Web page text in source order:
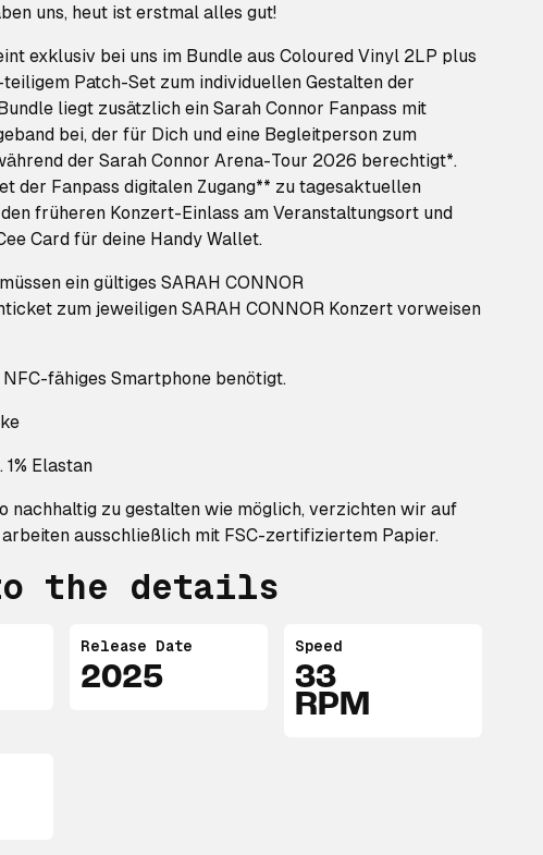
uns, heut ist erstmal alles gut!
exklusiv bei uns im Bundle aus Coloured Vinyl 2LP plus
Patch-Set zum individuellen Gestalten der
liegt zusätzlich ein Sarah Connor Fanpass mit
bei, der für Dich und eine Begleitperson zum
der Sarah Connor Arena-Tour 2026 berechtigt*.
der Fanpass digitalen Zugang** zu tagesaktuellen
früheren Konzert-Einlass am Veranstaltungsort und
Card für deine Handy Wallet.
ein gültiges SARAH CONNOR
zum jeweiligen SARAH CONNOR Konzert vorweisen
fähiges Smartphone benötigt.
Elastan
nachhaltig zu gestalten wie möglich, verzichten wir auf
ausschließlich mit FSC-zertifiziertem Papier.
the details
Release Date
2025
Speed
33
RPM